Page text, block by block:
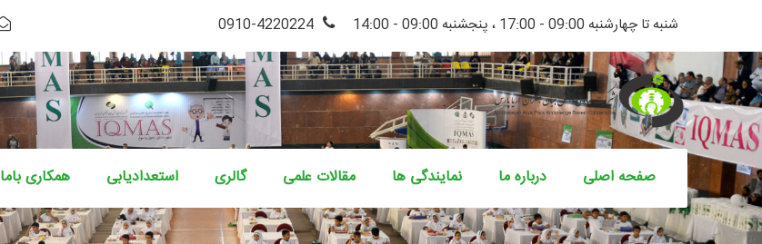
شنبه تا چهارشنبه 09:00 - 17:00 ، پنجشنبه 09:00 - 14:00 4220224-0910
صفحه اصلی درباره ما نمایندگی ها مقالات علمی گالری استعدادیابی همکاری باما